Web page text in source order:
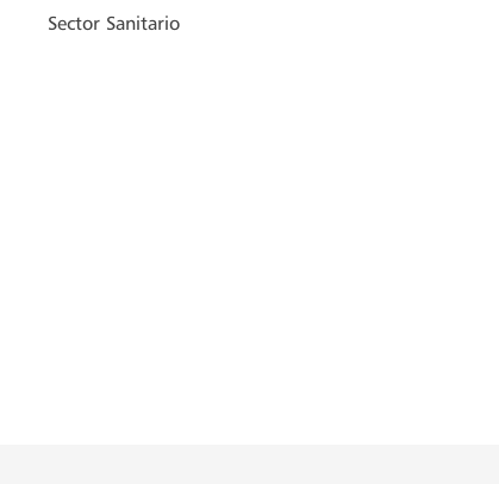
Sector Sanitario